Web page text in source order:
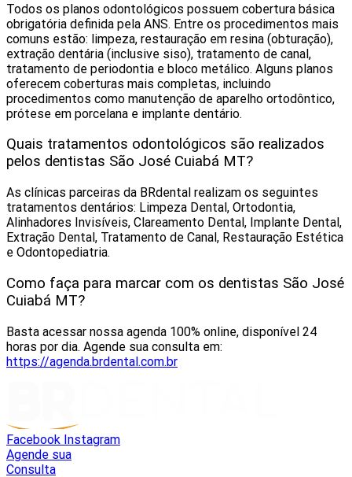
Todos os planos odontológicos possuem cobertura básica
obrigatória definida pela ANS. Entre os procedimentos mais
comuns estão: limpeza, restauração em resina (obturação),
extração dentária (inclusive siso), tratamento de canal,
tratamento de periodontia e bloco metálico. Alguns planos
oferecem coberturas mais completas, incluindo
procedimentos como manutenção de aparelho ortodôntico,
prótese em porcelana e implante dentário.
Quais tratamentos odontológicos são realizados
pelos dentistas São José Cuiabá MT?
As clínicas parceiras da BRdental realizam os seguintes
tratamentos dentários: Limpeza Dental, Ortodontia,
Alinhadores Invisíveis, Clareamento Dental, Implante Dental,
Extração Dental, Tratamento de Canal, Restauração Estética
e Odontopediatria.
Como faça para marcar com os dentistas São José
Cuiabá MT?
Basta acessar nossa agenda 100% online, disponível 24
horas por dia. Agende sua consulta em:
https://agenda.brdental.com.br
Facebook Instagram
Agende sua
Consulta